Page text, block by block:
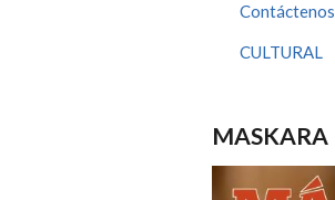
Contáctenos
CULTURAL
MASKARA